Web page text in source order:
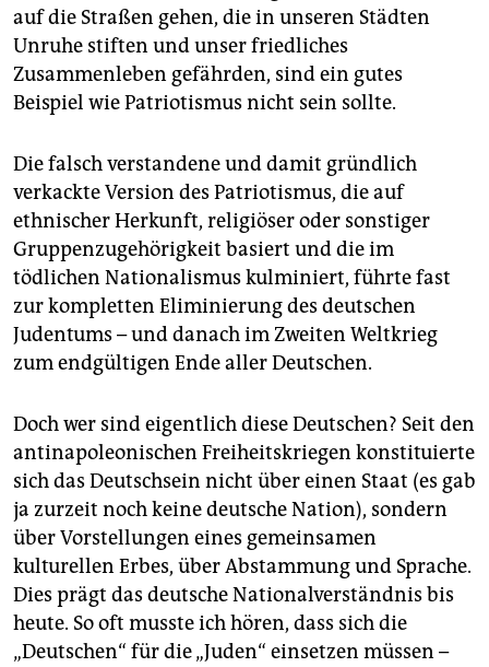
auf die Straßen gehen, die in unseren Städten
Unruhe stiften und unser friedliches
Zusammenleben gefährden, sind ein gutes
Beispiel wie Patriotismus nicht sein sollte.
Die falsch verstandene und damit gründlich
verkackte Version des Patriotismus, die auf
ethnischer Herkunft, religiöser oder sonstiger
Gruppenzugehörigkeit basiert und die im
tödlichen Nationalismus kulminiert, führte fast
zur kompletten Eliminierung des deutschen
Judentums – und danach im Zweiten Weltkrieg
zum endgültigen Ende aller Deutschen.
Doch wer sind eigentlich diese Deutschen? Seit den
antinapoleonischen Freiheitskriegen konstituierte
sich das Deutschsein nicht über einen Staat (es gab
ja zurzeit noch keine deutsche Nation), sondern
über Vorstellungen eines gemeinsamen
kulturellen Erbes, über Abstammung und Sprache.
Dies prägt das deutsche Nationalverständnis bis
heute. So oft musste ich hören, dass sich die
„Deutschen“ für die „Juden“ einsetzen müssen –